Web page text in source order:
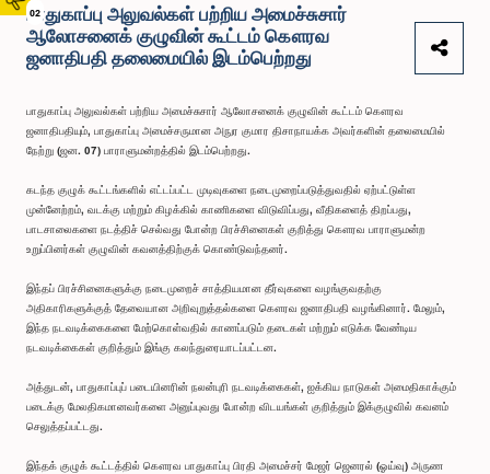
02
பாதுகாப்பு அலுவல்கள் பற்றிய அமைச்சுசார்
ஆலோசனைக் குழுவின் கூட்டம் கௌரவ
ஜனாதிபதி தலைமையில் இடம்பெற்றது
பாதுகாப்பு அலுவல்கள் பற்றிய அமைச்சுசார் ஆலோசனைக் குழுவின் கூட்டம் கௌரவ
ஜனாதிபதியும், பாதுகாப்பு அமைச்சருமான அநுர குமார திசாநாயக்க அவர்களின் தலைமையில்
நேற்று (ஜன. 07) பாராளுமன்றத்தில் இடம்பெற்றது.
கடந்த குழுக் கூட்டங்களில் எட்டப்பட்ட முடிவுகளை நடைமுறைப்படுத்துவதில் ஏற்பட்டுள்ள
முன்னேற்றம், வடக்கு மற்றும் கிழக்கில் காணிகளை விடுவிப்பது, வீதிகளைத் திறப்பது,
பாடசாலைகளை நடத்திச் செல்வது போன்ற பிரச்சினைகள் குறித்து கௌரவ பாராளுமன்ற
உறுப்பினர்கள் குழுவின் கவனத்திற்குக் கொண்டுவந்தனர்.
இந்தப் பிரச்சினைகளுக்கு நடைமுறைச் சாத்தியமான தீர்வுகளை வழங்குவதற்கு
அதிகாரிகளுக்குத் தேவையான அறிவுறுத்தல்களை கௌரவ ஜனாதிபதி வழங்கினார். மேலும்,
இந்த நடவடிக்கைகளை மேற்கொள்வதில் காணப்படும் தடைகள் மற்றும் எடுக்க வேண்டிய
நடவடிக்கைகள் குறித்தும் இங்கு கலந்துரையாடப்பட்டன.
அத்துடன், பாதுகாப்புப் படையினரின் நலன்புரி நடவடிக்கைகள், ஐக்கிய நாடுகள் அமைதிகாக்கும்
படைக்கு மேலதிகமானவர்களை அனுப்புவது போன்ற விடயங்கள் குறித்தும் இக்குழுவில் கவனம்
செலுத்தப்பட்டது.
இந்தக் குழுக் கூட்டத்தில் கௌரவ பாதுகாப்பு பிரதி அமைச்சர் மேஜர் ஜெனரல் (ஓய்வு) அருண